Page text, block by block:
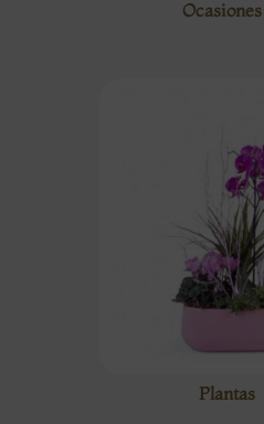
Ocasiones
Plantas